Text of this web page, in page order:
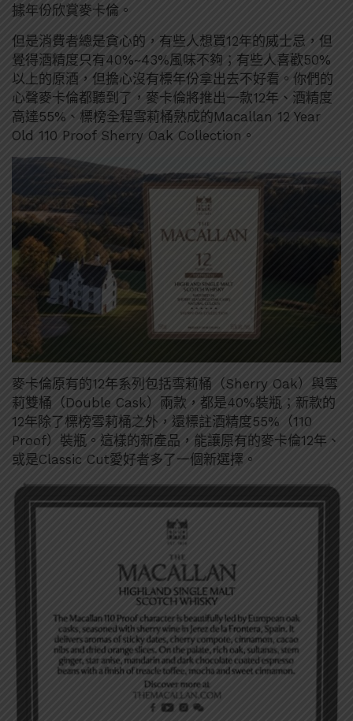
據年份欣賞麥卡倫。
但是消費者總是貪心的，有些人想買12年的威士忌，但
覺得酒精度只有40%~43%風味不夠；有些人喜歡50%
以上的原酒，但擔心沒有標年份拿出去不好看。你們的
心聲麥卡倫都聽到了，麥卡倫將推出一款12年、酒精度
高達55%、標榜全程雪莉桶熟成的Macallan 12 Year
Old 110 Proof Sherry Oak Collection。
麥卡倫原有的12年系列包括雪莉桶（Sherry Oak）與雪
莉雙桶（Double Cask）兩款，都是40%裝瓶；新款的
12年除了標榜雪莉桶之外，還標註酒精度55%（110
Proof）裝瓶。這樣的新產品，能讓原有的麥卡倫12年、
或是Classic Cut愛好者多了一個新選擇。